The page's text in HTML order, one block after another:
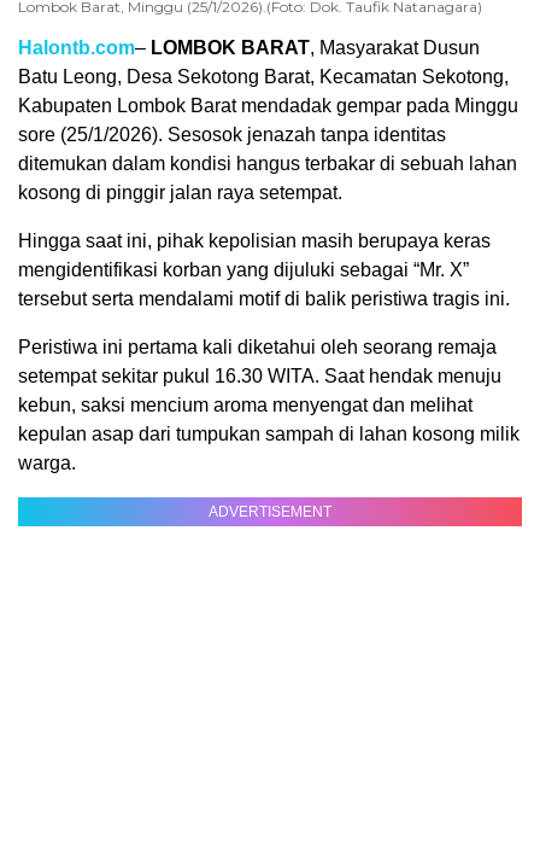
Lombok Barat, Minggu (25/1/2026).(Foto: Dok. Taufik Natanagara)
Halontb.com– LOMBOK BARAT, Masyarakat Dusun
Batu Leong, Desa Sekotong Barat, Kecamatan Sekotong,
Kabupaten Lombok Barat mendadak gempar pada Minggu
sore (25/1/2026). Sesosok jenazah tanpa identitas
ditemukan dalam kondisi hangus terbakar di sebuah lahan
kosong di pinggir jalan raya setempat.
Hingga saat ini, pihak kepolisian masih berupaya keras
mengidentifikasi korban yang dijuluki sebagai “Mr. X”
tersebut serta mendalami motif di balik peristiwa tragis ini.
Peristiwa ini pertama kali diketahui oleh seorang remaja
setempat sekitar pukul 16.30 WITA. Saat hendak menuju
kebun, saksi mencium aroma menyengat dan melihat
kepulan asap dari tumpukan sampah di lahan kosong milik
warga.
ADVERTISEMENT